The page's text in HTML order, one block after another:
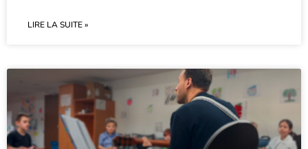
LIRE LA SUITE »